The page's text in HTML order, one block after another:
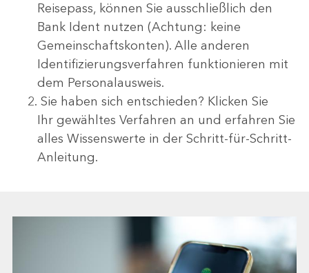
Reisepass, können Sie ausschließlich den
Bank Ident nutzen (Achtung: keine
Gemeinschaftskonten). Alle anderen
Identifizierungsverfahren funktionieren mit
dem Personalausweis.
Sie haben sich entschieden? Klicken Sie
Ihr gewähltes Verfahren an und erfahren Sie
alles Wissenswerte in der Schritt-für-Schritt-
Anleitung.